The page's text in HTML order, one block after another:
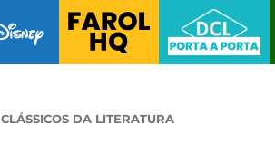
CLÁSSICOS DA LITERATURA